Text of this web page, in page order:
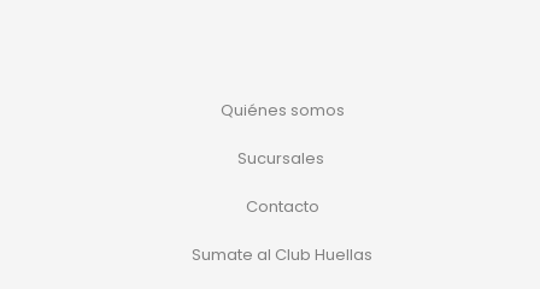
Quiénes somos
Sucursales
Contacto
Sumate al Club Huellas